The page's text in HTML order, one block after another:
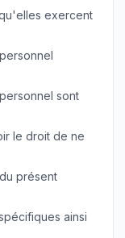
exercent
sont
le droit de ne
présent
ainsi